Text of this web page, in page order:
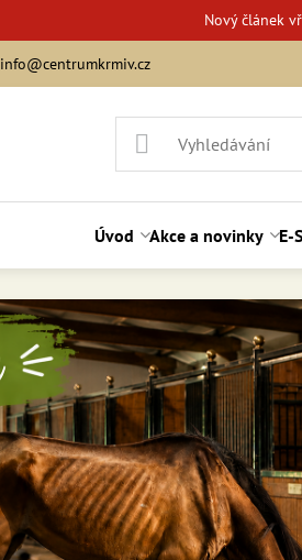
Novýčlánek
info@centrumkrmiv.cz
Úvod Akce a novinky E-